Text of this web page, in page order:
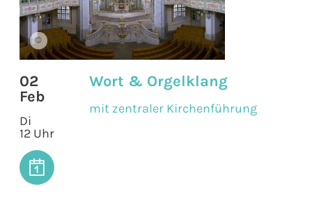
©
02
Feb
Di
12 Uhr
Wort & Orgelklang
mit zentraler Kirchenführung